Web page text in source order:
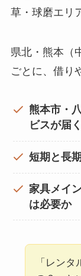
草・球磨エリ
県北・熊本（
ごとに、借り
熊本市・
ビスが届
短期と長
家具メイ
は必要か
「レン